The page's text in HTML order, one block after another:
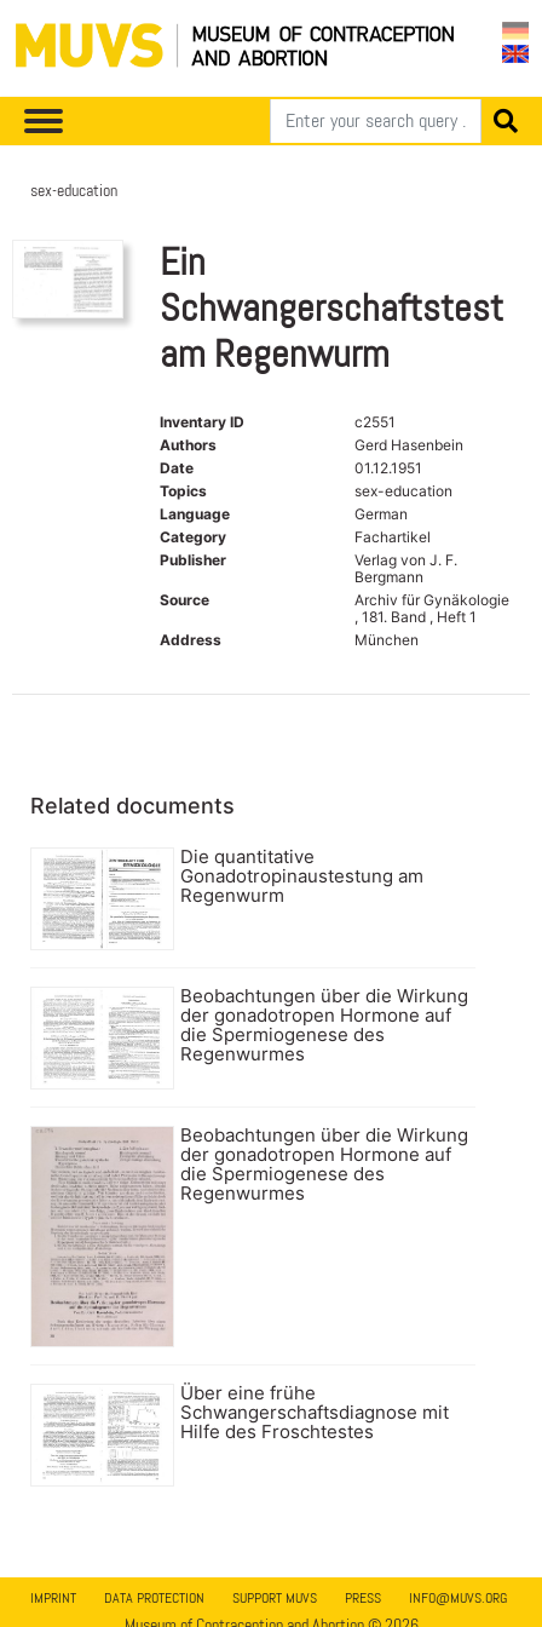
sex-education
Ein
Schwangerschaftstest
am Regenwurm
Inventary ID
c2551
Authors
Gerd Hasenbein
Date
01.12.1951
Topics
sex-education
Language
German
Category
Fachartikel
Publisher
Verlag von J. F.
Bergmann
Source
Archiv für Gynäkologie
, 181. Band , Heft 1
Address
München
Related documents
Die quantitative
Gonadotropinaustestung am
Regenwurm
Beobachtungen über die Wirkung
der gonadotropen Hormone auf
die Spermiogenese des
Regenwurmes
Beobachtungen über die Wirkung
der gonadotropen Hormone auf
die Spermiogenese des
Regenwurmes
Über eine frühe
Schwangerschaftsdiagnose mit
Hilfe des Froschtestes
IMPRINT DATA PROTECTION SUPPORT MUVS PRESS INFO@MUVS.ORG